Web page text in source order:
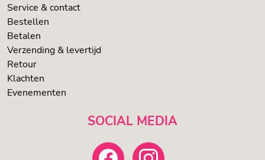
Service & contact
Bestellen
Betalen
Verzending & levertijd
Retour
Klachten
Evenementen
SOCIAL MEDIA